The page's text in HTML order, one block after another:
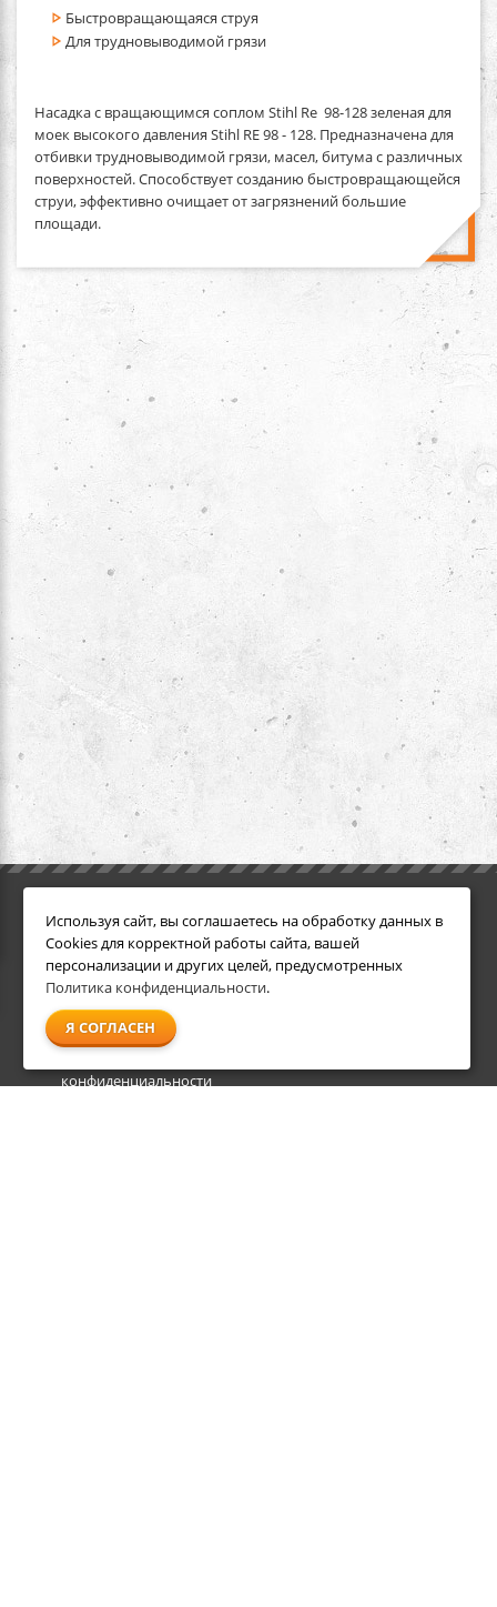
Быстровращающаяся струя
Для трудновыводимой грязи
Насадка с вращающимся соплом Stihl Rе 98-128 зеленая для
моек высокого давления Stihl RE 98 - 128. Предназначена для
отбивки трудновыводимой грязи, масел, битума с различных
поверхностей. Способствует созданию быстровращающейся
струи, эффективно очищает от загрязнений большие
площади.
Условия возврата
О компании
Доставка
Оплата
Гарантия и сервис
конфиденциальности
Акции
Используя сайт, вы соглашаетесь на обработку данных в
Cookies для корректной работы сайта, вашей
персонализации и других целей, предусмотренных
Политика конфиденциальности.
Я СОГЛАСЕН